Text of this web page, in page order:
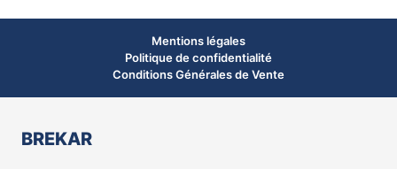
Mentions légales
Politique de confidentialité
Conditions Générales de Vente
BREKAR